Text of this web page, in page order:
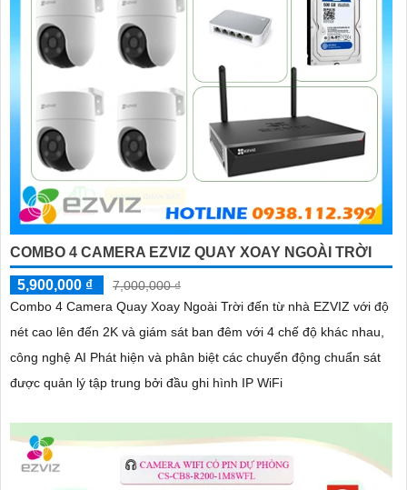
COMBO 4 CAMERA EZVIZ QUAY XOAY NGOÀI TRỜI
5,900,000 ₫
7,000,000 ₫
Combo 4 Camera Quay Xoay Ngoài Trời đến từ nhà EZVIZ với độ
nét cao lên đến 2K và giám sát ban đêm với 4 chế độ khác nhau,
công nghệ AI Phát hiện và phân biệt các chuyển động chuẩn sát
được quản lý tập trung bởi đầu ghi hình IP WiFi